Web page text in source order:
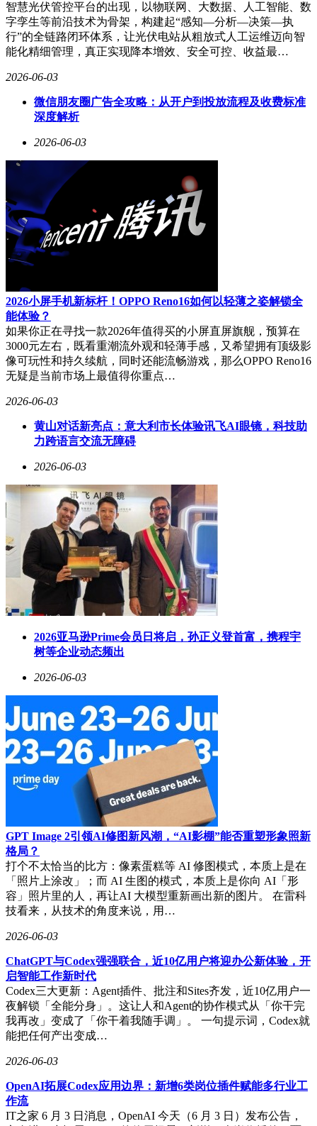
智慧光伏管控平台的出现，以物联网、大数据、人工智能、数
字孪生等前沿技术为骨架，构建起“感知—分析—决策—执
行”的全链路闭环体系，让光伏电站从粗放式人工运维迈向智
能化精细管理，真正实现降本增效、安全可控、收益最…
2026-06-03
微信朋友圈广告全攻略：从开户到投放流程及收费标准
深度解析
2026-06-03
2026小屏手机新标杆！OPPO Reno16如何以轻薄之姿解锁全
能体验？
如果你正在寻找一款2026年值得买的小屏直屏旗舰，预算在
3000元左右，既看重潮流外观和轻薄手感，又希望拥有顶级影
像可玩性和持久续航，同时还能流畅游戏，那么OPPO Reno16
无疑是当前市场上最值得你重点…
2026-06-03
黄山对话新亮点：意大利市长体验讯飞AI眼镜，科技助
力跨语言交流无障碍
2026-06-03
2026亚马逊Prime会员日将启，孙正义登首富，携程宇
树等企业动态频出
2026-06-03
GPT Image 2引领AI修图新风潮，“AI影棚”能否重塑形象照新
格局？
打个不太恰当的比方：像素蛋糕等 AI 修图模式，本质上是在
「照片上涂改」；而 AI 生图的模式，本质上是你向 AI「形
容」照片里的人，再让AI 大模型重新画出新的图片。 在雷科
技看来，从技术的角度来说，用…
2026-06-03
ChatGPT与Codex强强联合，近10亿用户将迎办公新体验，开
启智能工作新时代
Codex三大更新：Agent插件、批注和Sites齐发，近10亿用户一
夜解锁「全能分身」。这让人和Agent的协作模式从「你干完
我再改」变成了「你干着我随手调」。 一句提示词，Codex就
能把任何产出变成…
2026-06-03
OpenAI拓展Codex应用边界：新增6类岗位插件赋能多行业工
作流
IT之家 6 月 3 日消息，OpenAI 今天（6 月 3 日）发布公告，